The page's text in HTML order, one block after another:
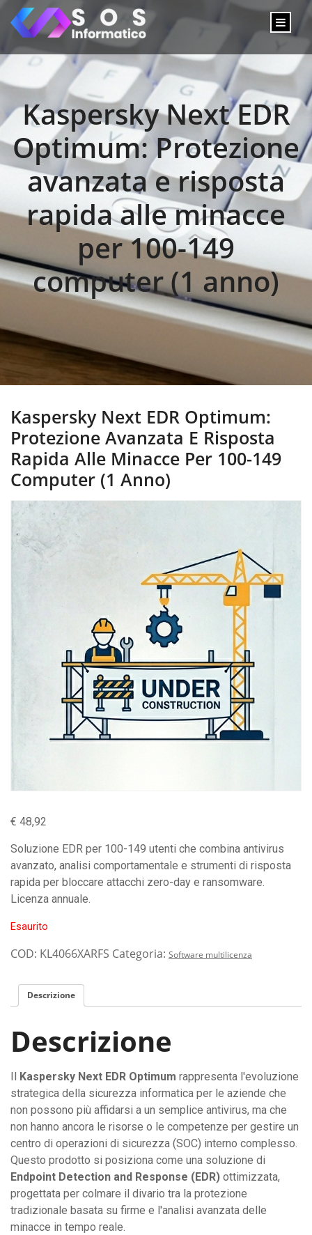
Kaspersky Next EDR
Optimum: Protezione
avanzata e risposta
rapida alle minacce
per 100-149
computer (1 anno)
Kaspersky Next EDR Optimum:
Protezione Avanzata E Risposta
Rapida Alle Minacce Per 100-149
Computer (1 Anno)
€ 48,92
Soluzione EDR per 100-149 utenti che combina antivirus
avanzato, analisi comportamentale e strumenti di risposta
rapida per bloccare attacchi zero-day e ransomware.
Licenza annuale.
Esaurito
COD: KL4066XARFS Categoria: Software multilicenza
Descrizione
Descrizione
Il Kaspersky Next EDR Optimum rappresenta l'evoluzione
strategica della sicurezza informatica per le aziende che
non possono più affidarsi a un semplice antivirus, ma che
non hanno ancora le risorse o le competenze per gestire un
centro di operazioni di sicurezza (SOC) interno complesso.
Questo prodotto si posiziona come una soluzione di
Endpoint Detection and Response (EDR) ottimizzata,
progettata per colmare il divario tra la protezione
tradizionale basata su firme e l'analisi avanzata delle
minacce in tempo reale.